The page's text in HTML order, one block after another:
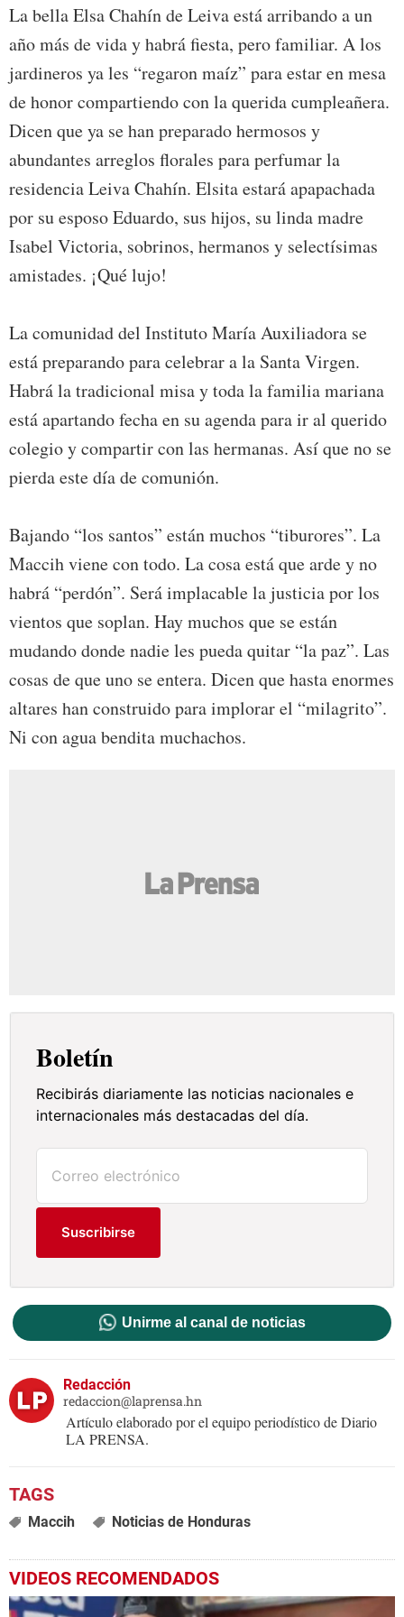
La bella Elsa Chahín de Leiva está arribando a un
año más de vida y habrá fiesta, pero familiar. A los
jardineros ya les “regaron maíz” para estar en mesa
de honor compartiendo con la querida cumpleañera.
Dicen que ya se han preparado hermosos y
abundantes arreglos florales para perfumar la
residencia Leiva Chahín. Elsita estará apapachada
por su esposo Eduardo, sus hijos, su linda madre
Isabel Victoria, sobrinos, hermanos y selectísimas
amistades. ¡Qué lujo!
La comunidad del Instituto María Auxiliadora se
está preparando para celebrar a la Santa Virgen.
Habrá la tradicional misa y toda la familia mariana
está apartando fecha en su agenda para ir al querido
colegio y compartir con las hermanas. Así que no se
pierda este día de comunión.
Bajando “los santos” están muchos “tiburores”. La
Maccih viene con todo. La cosa está que arde y no
habrá “perdón”. Será implacable la justicia por los
vientos que soplan. Hay muchos que se están
mudando donde nadie les pueda quitar “la paz”. Las
cosas de que uno se entera. Dicen que hasta enormes
altares han construido para implorar el “milagrito”.
Ni con agua bendita muchachos.
Boletín
Recibirás diariamente las noticias nacionales e
internacionales más destacadas del día.
Suscribirse
Unirme al canal de noticias
Redacción
redaccion@laprensa.hn
Artículo elaborado por el equipo periodístico de Diario
LA PRENSA.
Maccih Noticias de Honduras
VIDEOS RECOMENDADOS